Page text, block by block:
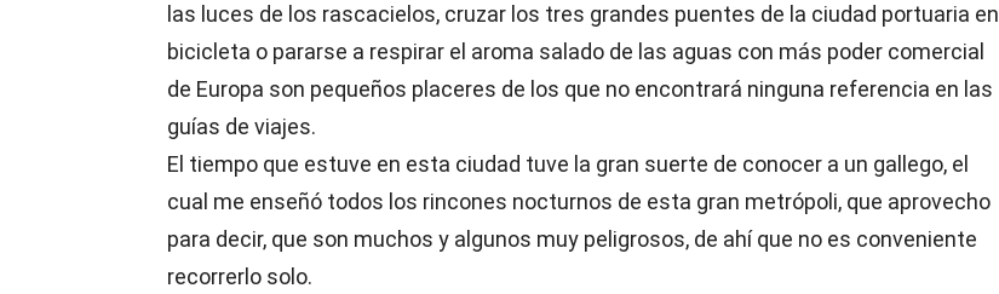
las luces de los rascacielos, cruzar los tres grandes puentes de la ciudad portuaria en
bicicleta o pararse a respirar el aroma salado de las aguas con más poder comercial
de Europa son pequeños placeres de los que no encontrará ninguna referencia en las
guías de viajes.
El tiempo que estuve en esta ciudad tuve la gran suerte de conocer a un gallego, el
cual me enseñó todos los rincones nocturnos de esta gran metrópoli, que aprovecho
para decir, que son muchos y algunos muy peligrosos, de ahí que no es conveniente
recorrerlo solo.